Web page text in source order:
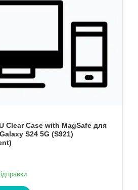
Clear Case with MagSafe для
S24 5G (S921)